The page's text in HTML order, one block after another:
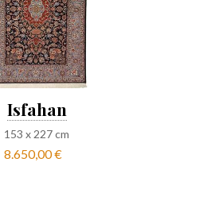
Isfahan
153 x 227cm
8.650,00 €